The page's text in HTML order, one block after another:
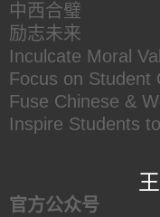
中西合璧
励志未来
Inculcate Moral
Focus on Student
Fuse Chinese &
Inspire Students
官方公众号